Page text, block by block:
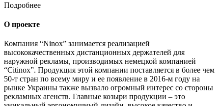
Подробнее
О проекте
Компания “Ninox” занимается реализацией
высококачественных дистанционных держателей для
наружной рекламы, производимых немецкой компанией
“Citinox”. Продукция этой компании поставляется в более чем
50-т стран по всему миру и ее появление в 2016-м году на
рынке Украины также вызвало огромный интерес со стороны
рекламных агенств. Главные козыри продукции – это